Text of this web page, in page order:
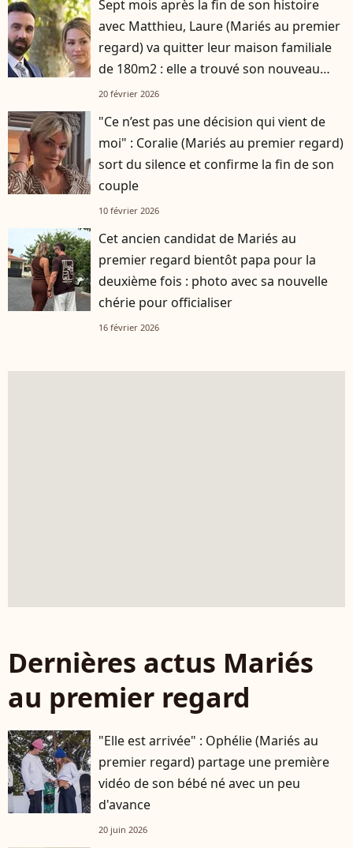
Sept mois après la fin de son histoire
avec Matthieu, Laure (Mariés au premier
regard) va quitter leur maison familiale
de 180m2 : elle a trouvé son nouveau
logement
20 février 2026
"Ce n’est pas une décision qui vient de
moi" : Coralie (Mariés au premier regard)
sort du silence et confirme la fin de son
couple
10 février 2026
Cet ancien candidat de Mariés au
premier regard bientôt papa pour la
deuxième fois : photo avec sa nouvelle
chérie pour officialiser
16 février 2026
Dernières actus Mariés
au premier regard
"Elle est arrivée" : Ophélie (Mariés au
premier regard) partage une première
vidéo de son bébé né avec un peu
d'avance
20 juin 2026